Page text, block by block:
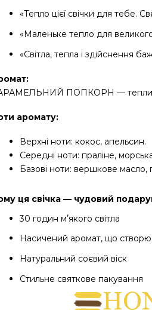
«Тепло цієї свічки для тебе.
«Маленьке тепло для
«Світла, тепла і здійснення
ПОПКОРН — теплий,
аромату:
Верхні ноти: кокос, апельсин.
Середні ноти: праліне,
Базові ноти: вершкове масло,
ця свічка — чудовий
30 годин мʼякого світла
Насичений аромат, що
Натуральний соєвий віск
Стильне святкове пакування